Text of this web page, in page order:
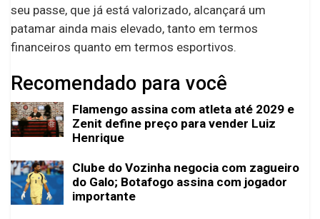
seu passe, que já está valorizado, alcançará um
patamar ainda mais elevado, tanto em termos
financeiros quanto em termos esportivos.
Recomendado para você
Flamengo assina com atleta até 2029 e
Zenit define preço para vender Luiz
Henrique
Clube do Vozinha negocia com zagueiro
do Galo; Botafogo assina com jogador
importante